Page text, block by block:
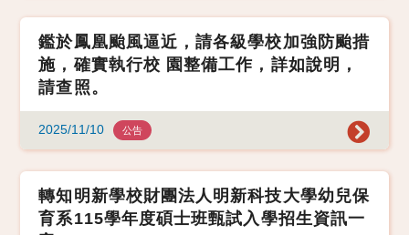
鑑於鳳凰颱風逼近，請各級學校加強防颱措
施，確實執行校 園整備工作，詳如說明，
請查照。
2025/11/10 公告
轉知明新學校財團法人明新科技大學幼兒保
育系115學年度碩士班甄試入學招生資訊一